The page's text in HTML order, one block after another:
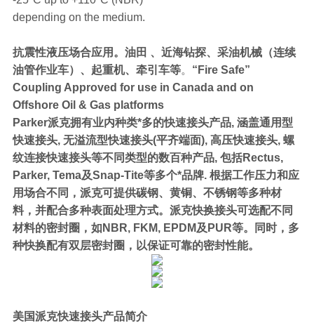
depending on the medium.
抗震性液压场合应用。油田 、近海钻探、采油机械（连续
油管作业车）、起重机、牵引车等。 “Fire Safe”
Coupling Approved for use in Canada and on
Offshore Oil & Gas platforms
Parker派克拥有业内种类*多的快速接头产品, 涵盖通用型
快速接头, 无溢流型快速接头(平齐端面), 高压快速接头, 螺
纹连接快速接头等不同类型的数百种产品, 包括Rectus,
Parker, Tema及Snap-Tite等多个*品牌. 根据工作压力和应
用场合不同，派克可提供碳钢、黄铜、不锈钢等多种材
料，并配合多种表面处理方式。派克快换接头可选配不同
材料的密封圈，如NBR, FKM, EPDM及PUR等。同时，多
种快换配有双层密封圈，以保证可靠的密封性能。
美国派克快速接头产品简介